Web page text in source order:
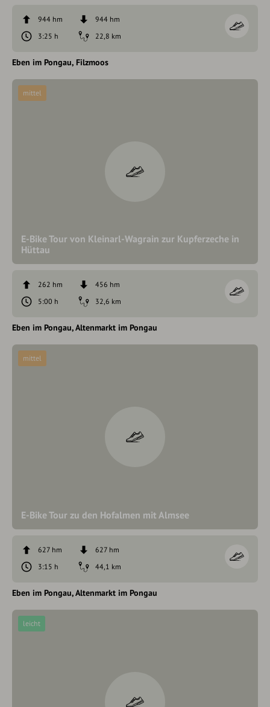
944 hm
944 hm
3:25 h
22,8 km
Eben im Pongau Filzmoos
E-Bike Tour von Kleinarl-Wagrain zur Kupferzeche in
Hüttau
mittel
262 hm
456 hm
5:00 h
32,6 km
Eben im Pongau Altenmarkt im Pongau
E-Bike Tour zu den Hofalmen mit Almsee
mittel
627 hm
627 hm
3:15 h
44,1 km
Eben im Pongau Altenmarkt im Pongau
leicht